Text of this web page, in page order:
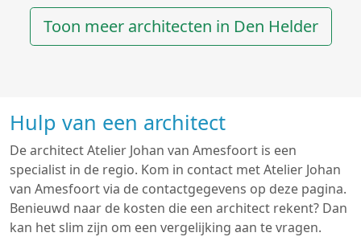
Toon meer architecten in Den Helder
Hulp van een architect
De architect Atelier Johan van Amesfoort is een
specialist in de regio. Kom in contact met Atelier Johan
van Amesfoort via de contactgegevens op deze pagina.
Benieuwd naar de kosten die een architect rekent? Dan
kan het slim zijn om een vergelijking aan te vragen.